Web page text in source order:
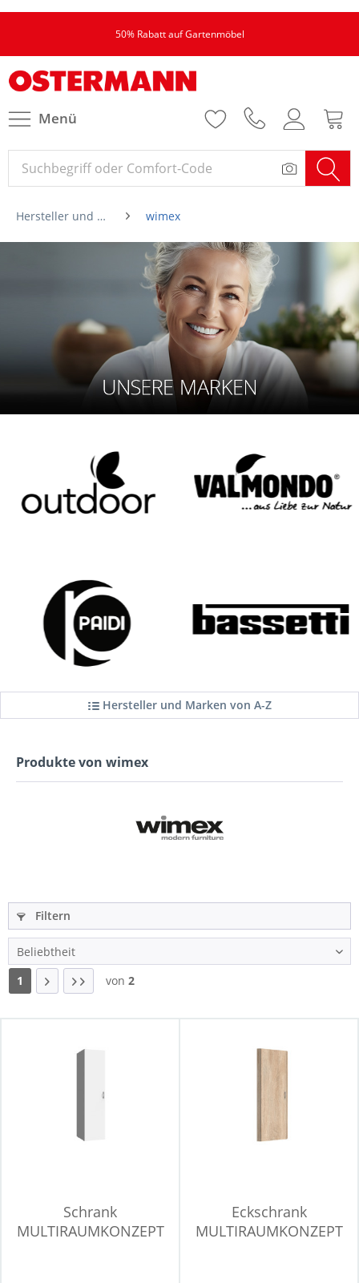
50% Rabatt auf Gartenmöbel
Menü
Hersteller und Marken von A-Z wimex
Hersteller und Marken von A-Z
Produkte von wimex
Filtern
1 von 2
Schrank
MULTIRAUMKONZEPT
Eckschrank
MULTIRAUMKONZEPT